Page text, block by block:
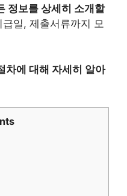
정보를 상세히 소개할
일, 제출서류까지 모
차에 대해 자세히 알아